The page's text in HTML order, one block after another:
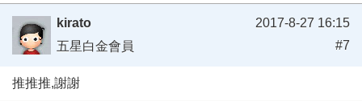
kirato
五星白金會員
2017-8-27 16:15
#7
推推推,謝謝